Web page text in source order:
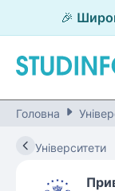
🎉
Головна
Університети